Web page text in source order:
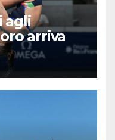
agli
arriva